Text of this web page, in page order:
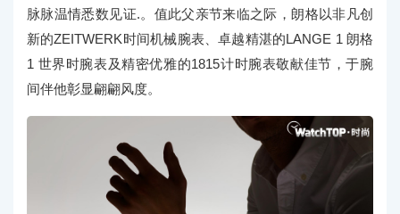
脉脉温情悉数见证.。值此父亲节来临之际，朗格以非凡创
新的ZEITWERK时间机械腕表、卓越精湛的LANGE 1 朗格
1 世界时腕表及精密优雅的1815计时腕表敬献佳节，于腕
间伴他彰显翩翩风度。